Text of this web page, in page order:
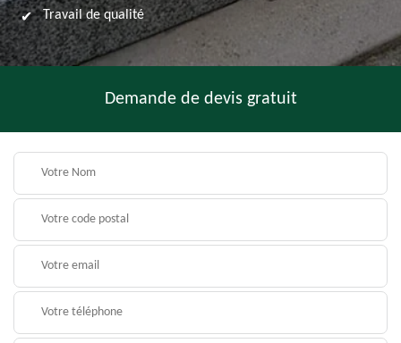
Travail de qualité
Demande de devis gratuit